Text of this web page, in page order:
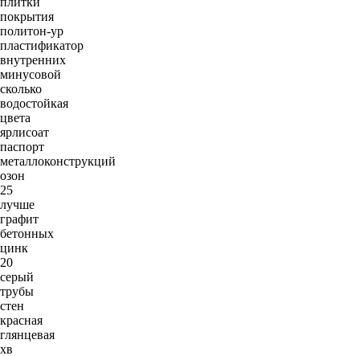
покрытия
политон-ур
пластификатор
внутренних
минусовой
сколько
водостойкая
цвета
ярлисоат
паспорт
металлоконструкций
озон
25
лучше
графит
бетонных
цинк
20
серый
трубы
стен
красная
глянцевая
хв